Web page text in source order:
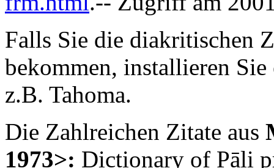
Falls Sie die diakritischen
bekommen, installieren
z.B. Tahoma.
Die Zahlreichen Zitate aus
1973>: Dictionary of Pāli